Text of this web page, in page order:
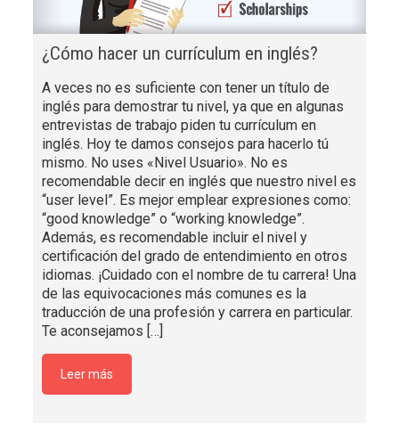
¿Cómo hacer un currículum en inglés?
A veces no es suficiente con tener un título de
inglés para demostrar tu nivel, ya que en algunas
entrevistas de trabajo piden tu currículum en
inglés. Hoy te damos consejos para hacerlo tú
mismo. No uses «Nivel Usuario». No es
recomendable decir en inglés que nuestro nivel es
“user level”. Es mejor emplear expresiones como:
“good knowledge” o “working knowledge”.
Además, es recomendable incluir el nivel y
certificación del grado de entendimiento en otros
idiomas. ¡Cuidado con el nombre de tu carrera! Una
de las equivocaciones más comunes es la
traducción de una profesión y carrera en particular.
Te aconsejamos […]
Leer más